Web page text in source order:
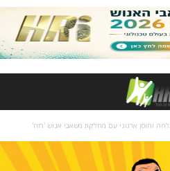
וחוסן ארגוני עם מחלקת משאבי אנוש 'רזה'